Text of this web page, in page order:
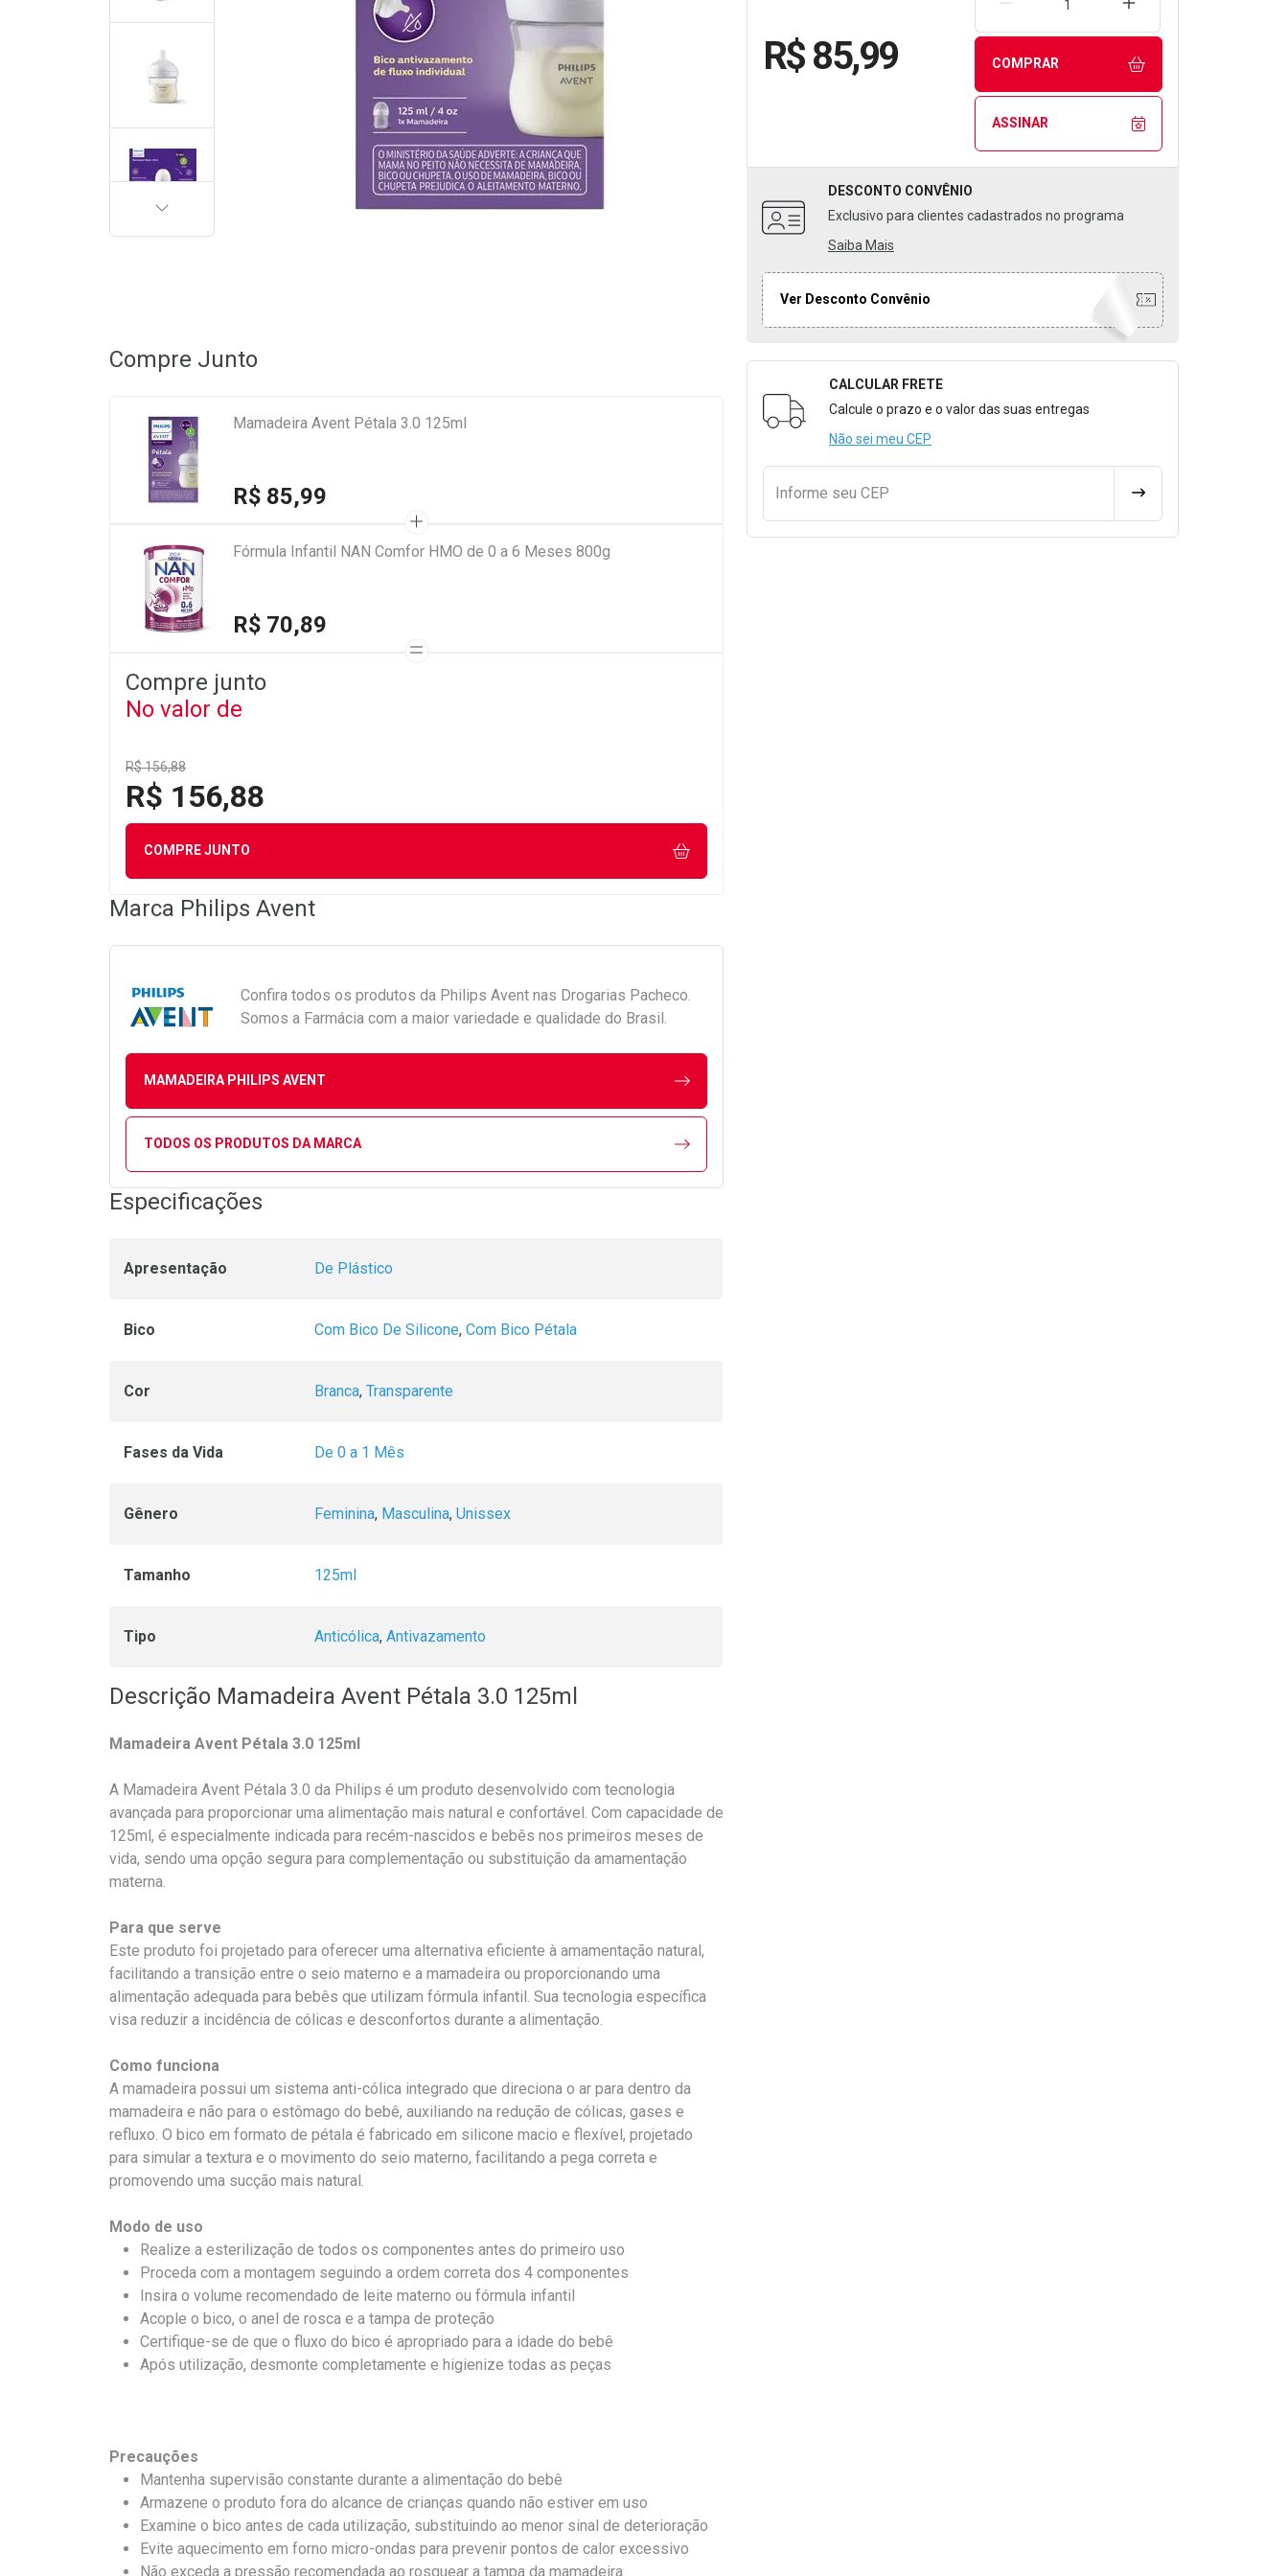
R$ 85,99 COMPRAR
ASSINAR
DESCONTO CONVÊNIO
Exclusivo para clientes cadastrados no programa
Saiba Mais
Ver Desconto Convênio
Formulário para Calcular o Frete
CALCULAR FRETE
Calcule o prazo e o valor das suas entregas
Não sei meu CEP
Informe seu CEP CALCULAR FRETE
PRÓXIMA
Compre Junto
Mamadeira Avent Pétala 3.0 125ml
R$ 85,99
Fórmula Infantil NAN Comfor HMO de 0 a 6 Meses 800g
R$ 70,89
Compre junto
No valor de
R$ 156,88
R$ 156,88
COMPRE JUNTO
Marca Philips Avent
Confira todos os produtos da Philips Avent nas Drogarias Pacheco.
Somos a Farmácia com a maior variedade e qualidade do Brasil.
MAMADEIRA PHILIPS AVENT
TODOS OS PRODUTOS DA MARCA
Especificações
Apresentação De Plástico
Bico Com Bico De Silicone, Com Bico Pétala
Cor Branca, Transparente
Fases da Vida De 0 a 1 Mês
Gênero Feminina, Masculina, Unissex
Tamanho 125ml
Tipo Anticólica, Antivazamento
Descrição Mamadeira Avent Pétala 3.0 125ml
Mamadeira Avent Pétala 3.0 125ml
A Mamadeira Avent Pétala 3.0 da Philips é um produto desenvolvido com tecnologia
avançada para proporcionar uma alimentação mais natural e confortável. Com capacidade de
125ml, é especialmente indicada para recém-nascidos e bebês nos primeiros meses de
vida, sendo uma opção segura para complementação ou substituição da amamentação
materna.
Para que serve
Este produto foi projetado para oferecer uma alternativa eficiente à amamentação natural,
facilitando a transição entre o seio materno e a mamadeira ou proporcionando uma
alimentação adequada para bebês que utilizam fórmula infantil. Sua tecnologia específica
visa reduzir a incidência de cólicas e desconfortos durante a alimentação.
Como funciona
A mamadeira possui um sistema anti-cólica integrado que direciona o ar para dentro da
mamadeira e não para o estômago do bebê, auxiliando na redução de cólicas, gases e
refluxo. O bico em formato de pétala é fabricado em silicone macio e flexível, projetado
para simular a textura e o movimento do seio materno, facilitando a pega correta e
promovendo uma sucção mais natural.
Modo de uso
Realize a esterilização de todos os componentes antes do primeiro uso
Proceda com a montagem seguindo a ordem correta dos 4 componentes
Insira o volume recomendado de leite materno ou fórmula infantil
Acople o bico, o anel de rosca e a tampa de proteção
Certifique-se de que o fluxo do bico é apropriado para a idade do bebê
Após utilização, desmonte completamente e higienize todas as peças
Precauções
Mantenha supervisão constante durante a alimentação do bebê
Armazene o produto fora do alcance de crianças quando não estiver em uso
Examine o bico antes de cada utilização, substituindo ao menor sinal de deterioração
Evite aquecimento em forno micro-ondas para prevenir pontos de calor excessivo
Não exceda a pressão recomendada ao rosquear a tampa da mamadeira